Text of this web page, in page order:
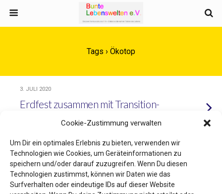
Cookie-Zustimmung verwalten
Um Dir ein optimales Erlebnis zu bieten, verwenden wir
Technologien wie Cookies, um Geräteinformationen zu
speichern und/oder darauf zuzugreifen. Wenn Du diesen
Technologien zustimmst, können wir Daten wie das
Surfverhalten oder eindeutige IDs auf dieser Website
Tags › Ökotop
3. JULI 2020
Erdfest zusammen mit Transition-
Town-Initiative gefeiert
Zum Seitenanfang
Mobil Desktop